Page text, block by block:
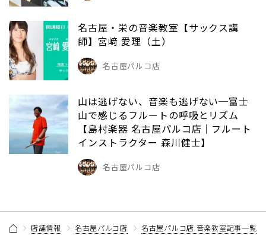
名古屋・栄の音楽教室【サックス講
師】宮﨑 愛理（土）
名古屋パルコ店
山は逃げない、音楽も逃げない─富士
山で感じるフルートの呼吸とリズム
【島村楽器 名古屋パルコ店｜フルート
インストラクター 森川健士】
名古屋パルコ店
店舗情報 名古屋パルコ店 名古屋パルコ店 音楽教室記事一覧